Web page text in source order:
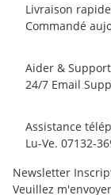
Livraison rapide
Commandé
Aider & Support
24/7 Email
Assistance
Lu-Ve. 07132-
Newsletter
Veuillez